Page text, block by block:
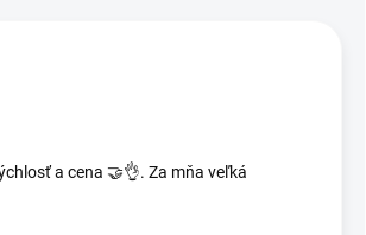
a cena 🤝👌. Za mňa veľká